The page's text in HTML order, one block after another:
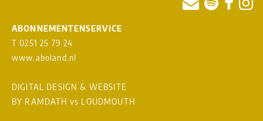
ABONNEMENTENSERVICE
T 0251 25 79 24
www.aboland.nl
DIGITAL DESIGN & WEBSITE
BY RAMDATH vs LOUDMOUTH